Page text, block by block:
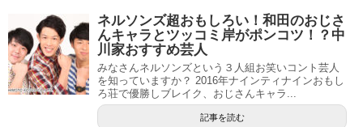
ネルソンズ超おもしろい！和田のおじさ
んキャラとツッコミ岸がポンコツ！？中
川家おすすめ芸人
みなさんネルソンズという３人組お笑いコント芸人
を知っていますか？ 2016年ナインティナインおもし
ろ荘で優勝しブレイク、おじさんキャラ...
記事を読む